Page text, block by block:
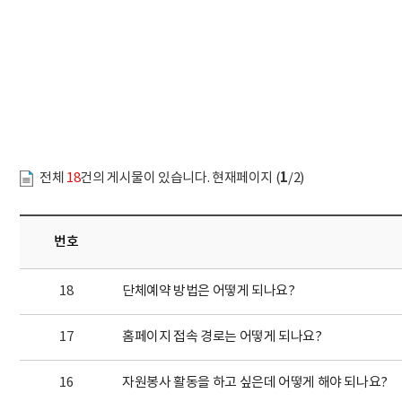
FAQ 시작
전체 18건의 게시물이 있습니다. 현재페이지 (1/2)
번호
18 단체예약 방법은 어떻게 되나요?
17 홈페이지 접속 경로는 어떻게 되나요?
16 자원봉사 활동을 하고 싶은데 어떻게 해야 되나요?